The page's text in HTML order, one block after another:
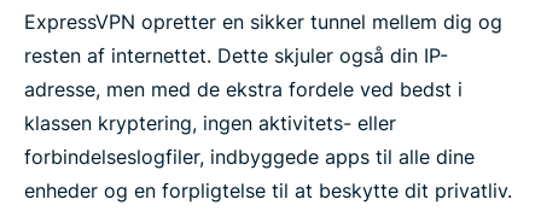
ExpressVPN opretter en sikker tunnel mellem dig og
resten af internettet. Dette skjuler også din IP-
adresse, men med de ekstra fordele ved bedst i
klassen kryptering, ingen aktivitets- eller
forbindelseslogfiler, indbyggede apps til alle dine
enheder og en forpligtelse til at beskytte dit privatliv.